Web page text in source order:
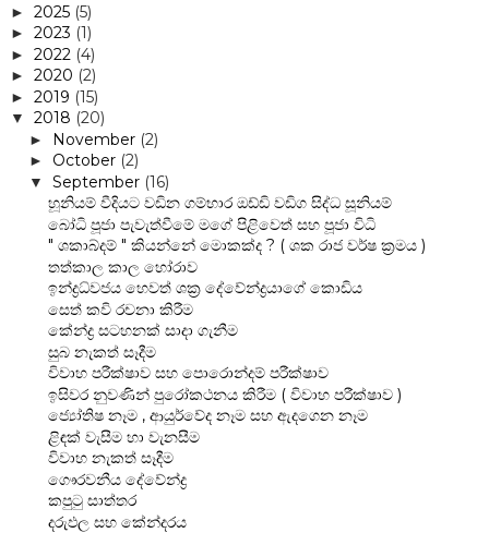
► 2025 (5)
► 2023 (1)
► 2022 (4)
► 2020 (2)
► 2019 (15)
▼ 2018 (20)
► November (2)
► October (2)
▼ September (16)
හූනියම් වීදියට වඩින ගම්භාර ඔඩ්ඩි වඩිග සිද්ධ සූනියම්
බෝධි පූජා පැවැත්වීමේ මගේ පිළිවෙත් සහ පූජා විධි
" ශකාබ්දම් " කියන්නේ මොකක්ද ? ( ශක රාජ වර්ෂ ක්‍රමය )
තත්කාල කාල හෝරාව
ඉන්ද්‍රධ්වජය හෙවත් ශක්‍ර දේවේන්ද්‍රයාගේ කොඩිය
සෙත් කවි රචනා කිරීම
කේන්ද්‍ර සටහනක් සාදා ගැනීම
සුබ නැකත් සෑදීම
විවාහ පරීක්ෂාව සහ පොරොන්දම් පරීක්ෂාව
ඉසිවර නුවණින් පුරෝකථනය කිරීම ( විවාහ පරීක්ෂාව )
ජ්‍යෝතිෂ නෑම , ආයුර්වේද නෑම සහ ඇදගෙන නෑම
ළිඳක් වැසීම හා වැනසීම
විවාහ නැකත් සෑදීම
ගෞරවනීය දේවේන්ද්‍ර
කපුටු සාත්තර
දරුඵල සහ කේන්දරය